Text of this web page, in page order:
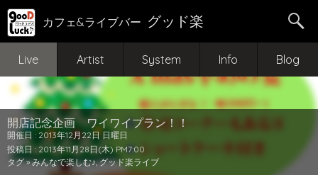
カフェ&ライブバー グッド楽
Live Artist System Info Blog
開店記念企画 ワイワイプラン！！
開催日 : 2013年12月22日 日曜日
投稿日 : 2013年11月28日(木) PM7:00
タグ »みんなで楽しむ♪,グッド楽ライブ